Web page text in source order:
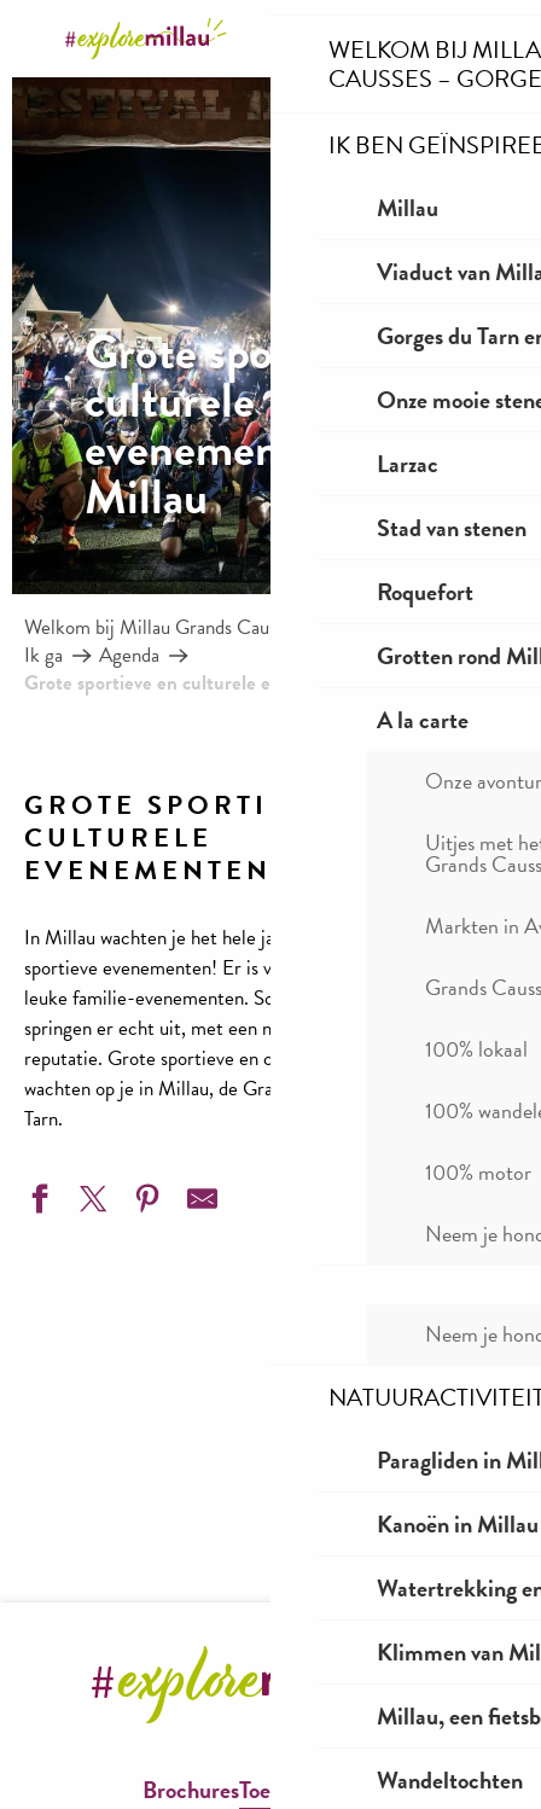
contenu
principal
WELKOM BIJ
CAUSSES –
IK BEN
Millau
Viaduct van
Gorges du Tarn
Onze mooie
Larzac
Stad van stenen
Roquefort
Grotten rond
A la carte
Onze
Uitjes met
Grands
Markten in
Grands
100% lokaal
100%
100% motor
Neem je
Neem je
Paragliden in
Kanoën in
Watertrekking
Klimmen van
Millau, een
Wandeltochten
Grote sportieve en
culturele
evenementen in
Millau
Welkom bij Millau Grands Causses – Gorges du Tarn
Ik ga
Agenda
Grote sportieve en culturele evenementen in Millau
GROTE SPORTIEVE EN
CULTURELE
EVENEMENTEN IN MILLAU
In Millau wachten je het hele jaar door tal van culturele en
sportieve evenementen! Er is voor elk wat wils en er zijn ook
leuke familie-evenementen. Sommige van deze evenementen
springen er echt uit, met een nationale of zelfs internationale
reputatie. Grote sportieve en culturele evenementen
wachten op je in Millau, de Grands Causses en de Gorges du
Tarn.
Eiffage Millau Viaduct race
Spoor van de Stad van Stenen
Millau Winter Geluk Festival
Feest van de Templiers
Natuurlijk Spelen Festival
BrochuresToegankelijkheid